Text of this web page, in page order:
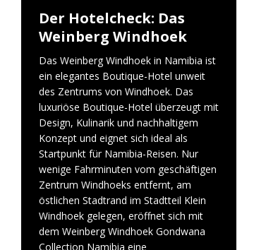
Der Hotelcheck: Das
Weinberg Windhoek
Das Weinberg Windhoek in Namibia ist
ein elegantes Boutique-Hotel unweit
des Zentrums von Windhoek. Das
luxuriöse Boutique-Hotel überzeugt mit
Design, Kulinarik und nachhaltigem
Konzept und eignet sich ideal als
Startpunkt für Namibia-Reisen. Nur
wenige Fahrminuten vom geschäftigen
Zentrum Windhoeks entfernt, am
östlichen Stadtrand im Stadtteil Klein
Windhoek gelegen, eröffnet sich mit
dem Weinberg Windhoek Gondwana
Collection Namibia eine